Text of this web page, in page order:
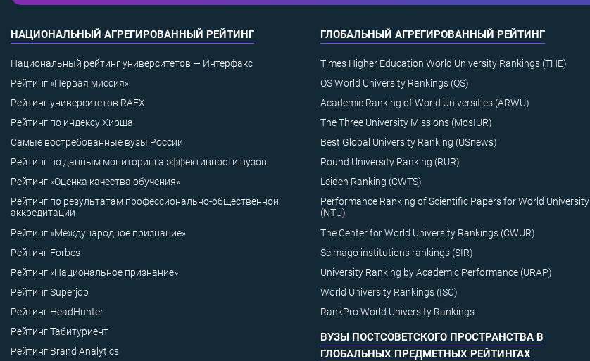
НАЦИОНАЛЬНЫЙ АГРЕГИРОВАННЫЙ РЕЙТИНГ
Национальный рейтинг университетов — Интерфакс
Рейтинг «Первая миссия»
Рейтинг университетов RAEX
Рейтинг по индексу Хирша
Самые востребованные вузы России
Рейтинг по данным мониторинга эффективности вузов
Рейтинг «Оценка качества обучения»
Рейтинг по результатам профессионально-общественной
аккредитации
Рейтинг «Международное признание»
Рейтинг Forbes
Рейтинг «Национальное признание»
Рейтинг Superjob
Рейтинг HeadHunter
Рейтинг Табитуриент
Рейтинг Brand Analytics
ГЛОБАЛЬНЫЙ АГРЕГИРОВАННЫЙ РЕЙТИНГ
Times Higher Education World University Rankings (THE)
QS World University Rankings (QS)
Academic Ranking of World Universities (ARWU)
The Three University Missions (MosIUR)
Best Global University Ranking (USnews)
Round University Ranking (RUR)
Leiden Ranking (CWTS)
Performance Ranking of Scientific Papers for World University
(NTU)
The Center for World University Rankings (CWUR)
Scimago institutions rankings (SIR)
University Ranking by Academic Performance (URAP)
World University Rankings (ISC)
RankPro World University Rankings
ВУЗЫ ПОСТСОВЕТСКОГО ПРОСТРАНСТВА В
ГЛОБАЛЬНЫХ ПРЕДМЕТНЫХ РЕЙТИНГАХ